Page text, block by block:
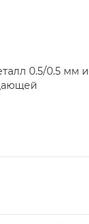
0.5/0.5 мм и